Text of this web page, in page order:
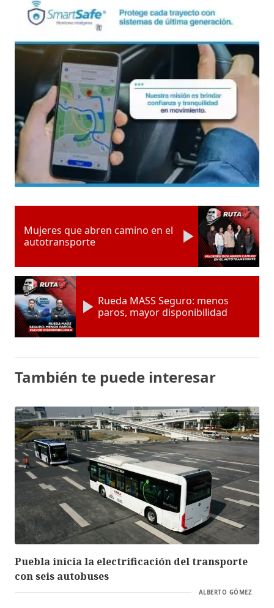
Mujeres que abren camino en el
autotransporte
Rueda MASS Seguro: menos
paros, mayor disponibilidad
También te puede interesar
Puebla inicia la electrificación del transporte
con seis autobuses
ALBERTO GÓMEZ